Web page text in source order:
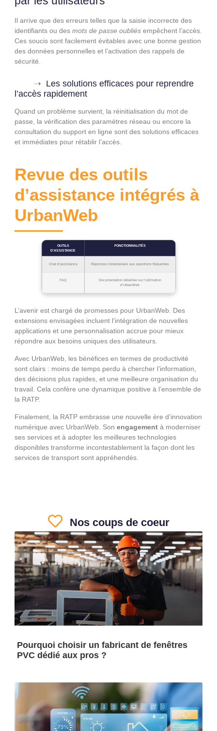
Il arrive que des erreurs telles que la saisie incorrecte des
identifiants ou des mots de passe oubliés empêchent l’accès.
Ces soucis sont facilement évitables avec une bonne gestion
des données personnelles et l’activation des rappels de
sécurité.
Les solutions efficaces pour reprendre
l’accès rapidement
Quand un problème survient, la réinitialisation du mot de
passe, la vérification des paramètres réseau ou encore la
consultation du support en ligne sont des solutions efficaces
et immédiates pour rétablir l’accès.
Revue des outils
d’assistance intégrés à
UrbanWeb
OUTILS
D’ASSISTANCE
FONCTIONNALITÉS
Chat d’assistance Réponses instantanées aux questions fréquentes
FAQ
Documentation détaillée sur l’utilisation
d’UrbanWeb
L’avenir est chargé de promesses pour UrbanWeb. Des
extensions envisagées incluent l’intégration de nouvelles
applications et une personnalisation accrue pour mieux
répondre aux besoins uniques des utilisateurs.
Avec UrbanWeb, les bénéfices en termes de productivité
sont clairs : moins de temps perdu à chercher l’information,
des décisions plus rapides, et une meilleure organisation du
travail. Cela confère une dynamique positive à l’ensemble de
la RATP.
Finalement, la RATP embrasse une nouvelle ère d’innovation
numérique avec UrbanWeb. Son engagement à moderniser
ses services et à adopter les meilleures technologies
disponibles transforme incontestablement la façon dont les
services de transport sont appréhendés.
Nos coups de coeur
Pourquoi choisir un fabricant de fenêtres
PVC dédié aux pros ?